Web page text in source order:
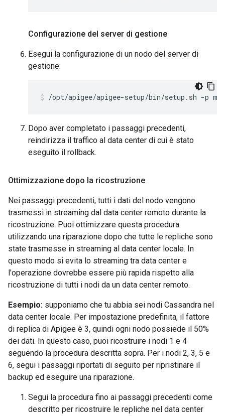
Configurazione del server di gestione
Esegui la configurazione di un nodo del server di
gestione:
/opt/apigee/apigee-setup/bin/setup.sh -p
Dopo aver completato i passaggi precedenti,
reindirizza il traffico al data center di cui è stato
eseguito il rollback.
Ottimizzazione dopo la ricostruzione
Nei passaggi precedenti, tutti i dati del nodo vengono
trasmessi in streaming dal data center remoto durante la
ricostruzione. Puoi ottimizzare questa procedura
utilizzando una riparazione dopo che tutte le repliche sono
state trasmesse in streaming al data center locale. In
questo modo si evita lo streaming tra data center e
l'operazione dovrebbe essere più rapida rispetto alla
ricostruzione di tutti i nodi da un data center remoto.
Esempio: supponiamo che tu abbia sei nodi Cassandra nel
data center locale. Per impostazione predefinita, il fattore
di replica di Apigee è 3, quindi ogni nodo possiede il 50%
dei dati. In questo caso, puoi ricostruire i nodi 1 e 4
seguendo la procedura descritta sopra. Per i nodi 2, 3, 5 e
6, segui i passaggi riportati di seguito per ripristinare il
backup ed eseguire una riparazione.
Segui la procedura fino ai passaggi precedenti come
descritto per ricostruire le repliche nel data center